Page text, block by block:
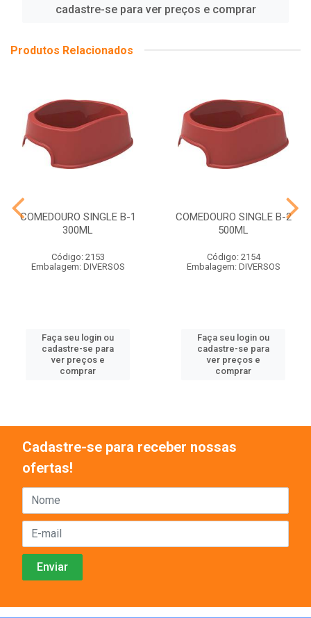
cadastre-se para ver preços e comprar
Produtos Relacionados
COMEDOURO SINGLE B-1
300ML
Código: 2153
Embalagem: DIVERSOS
Faça seu login ou
cadastre-se para
ver preços e
comprar
COMEDOURO SINGLE B-2
500ML
Código: 2154
Embalagem: DIVERSOS
Faça seu login ou
cadastre-se para
ver preços e
comprar
Cadastre-se para receber nossas
ofertas!